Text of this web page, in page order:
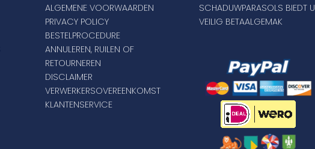
ALGEMENE VOORWAARDEN
PRIVACY POLICY
BESTELPROCEDURE
ANNULEREN, RUILEN OF
RETOURNEREN
DISCLAIMER
VERWERKERSOVEREENKOMST
KLANTENSERVICE
SCHADUWPARASOLS BIEDT U
VEILIG BETAALGEMAK